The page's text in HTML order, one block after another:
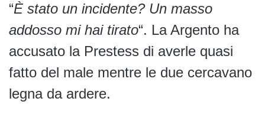
“È stato un incidente? Un masso
addosso mi hai tirato“. La Argento ha
accusato la Prestess di averle quasi
fatto del male mentre le due cercavano
legna da ardere.